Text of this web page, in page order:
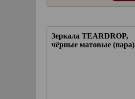
Зеркала TEARDROP,
чёрные матовые (пара)